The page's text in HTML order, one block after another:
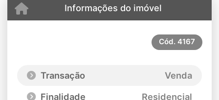
Informações do imóvel
Cód. 4167
Transação
Venda
Finalidade
Residencial